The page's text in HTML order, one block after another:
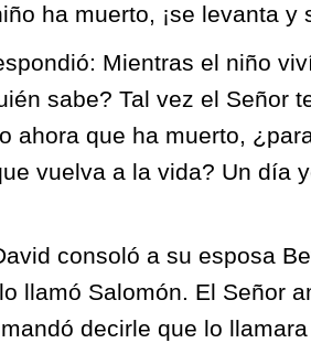
ha muerto, ¡se levanta y
Mientras el niño
sabe? Tal vez el Señor
ahora que ha muerto,
vuelva a la vida? Un día
consoló a su esposa
llamó Salomón. El Señor
decirle que lo